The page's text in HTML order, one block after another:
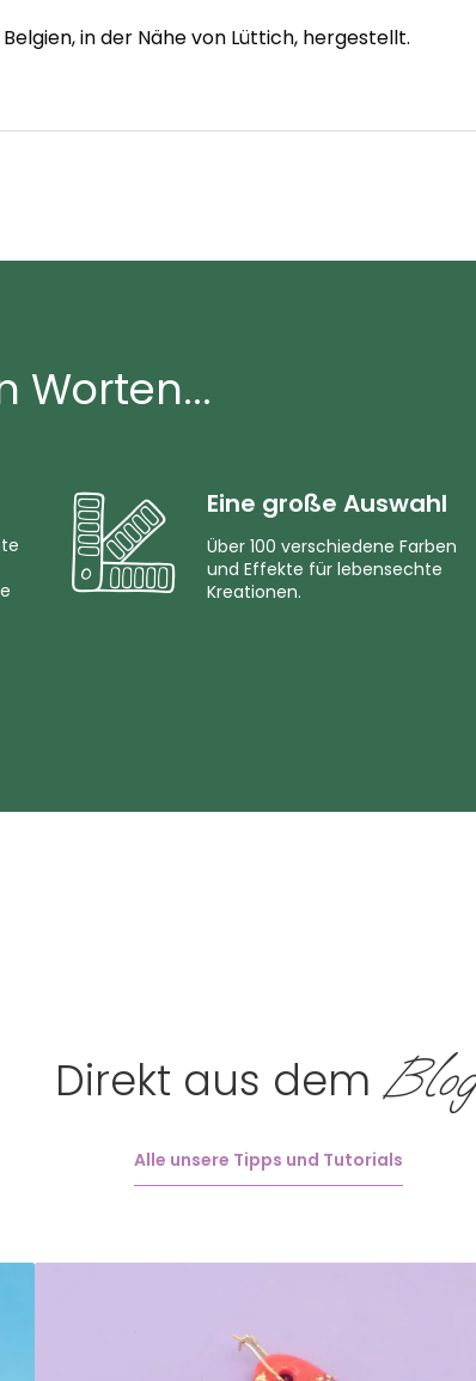
in der Nähe von Lüttich, hergestellt.
Worten...
Eine große Auswahl
Über 100 verschiedene Farben
und Effekte für lebensechte
Kreationen.
Direkt aus dem Blog
Alle unsere Tipps und Tutorials